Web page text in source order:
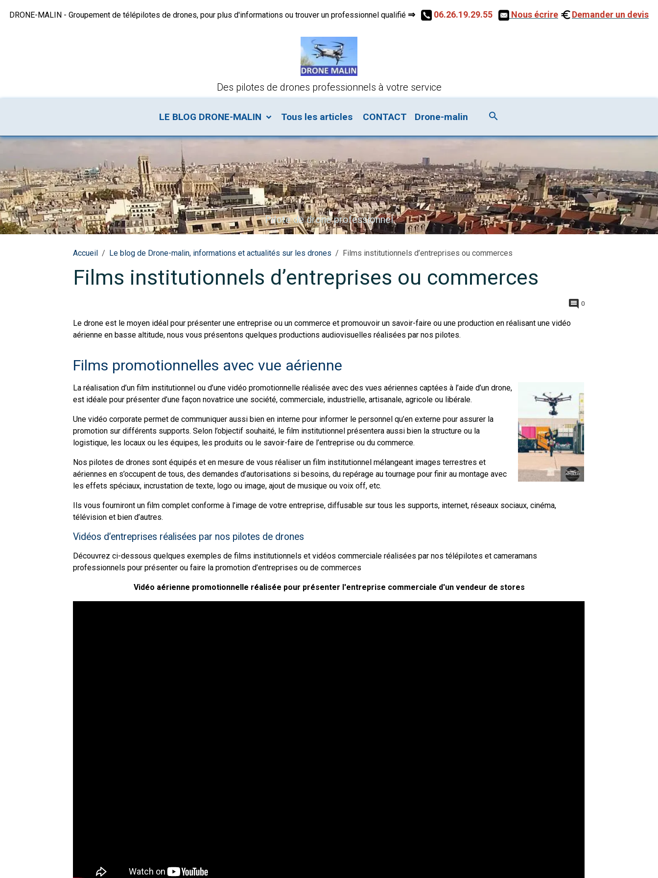
DRONE-MALIN - Groupement de télépilotes de drones, pour plus d'informations ou trouver un professionnel qualifié ⇒ 06.26.19.29.55 Nous écrire Demander un devis
Des pilotes de drones professionnels à votre service
LE BLOG DRONE-MALIN Tous les articles CONTACT Drone-malin
Inspection technique par drone
Accueil Le blog de Drone-malin, informations et actualités sur les drones Films institutionnels d’entreprises ou commerces
Films institutionnels d’entreprises ou commerces
0
Le drone est le moyen idéal pour présenter une entreprise ou un commerce et promouvoir un savoir-faire ou une production en réalisant une vidéo
aérienne en basse altitude, nous vous présentons quelques productions audiovisuelles réalisées par nos pilotes.
Films promotionnelles avec vue aérienne
La réalisation d’un film institutionnel ou d’une vidéo promotionnelle réalisée avec des vues aériennes captées à l’aide d’un drone,
est idéale pour présenter d’une façon novatrice une société, commerciale, industrielle, artisanale, agricole ou libérale.
Une vidéo corporate permet de communiquer aussi bien en interne pour informer le personnel qu’en externe pour assurer la
promotion sur différents supports. Selon l’objectif souhaité, le film institutionnel présentera aussi bien la structure ou la
logistique, les locaux ou les équipes, les produits ou le savoir-faire de l’entreprise ou du commerce.
Nos pilotes de drones sont équipés et en mesure de vous réaliser un film institutionnel mélangeant images terrestres et
aériennes en s’occupent de tous, des demandes d’autorisations si besoins, du repérage au tournage pour finir au montage avec
les effets spéciaux, incrustation de texte, logo ou image, ajout de musique ou voix off, etc.
Ils vous fourniront un film complet conforme à l’image de votre entreprise, diffusable sur tous les supports, internet, réseaux sociaux, cinéma,
télévision et bien d’autres.
Vidéos d’entreprises réalisées par nos pilotes de drones
Découvrez ci-dessous quelques exemples de films institutionnels et vidéos commerciale réalisées par nos télépilotes et cameramans
professionnels pour présenter ou faire la promotion d’entreprises ou de commerces
Vidéo aérienne promotionnelle réalisée pour présenter l'entreprise commerciale d'un vendeur de stores